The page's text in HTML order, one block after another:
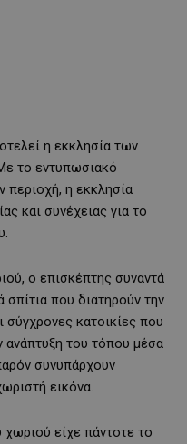
η εκκλησία των
το εντυπωσιακό
περιοχή, η εκκλησία
και συνέχειας για το
ο επισκέπτης συναντά
σπίτια που διατηρούν την
σύγχρονες κατοικίες που
ανάπτυξη του τόπου μέσα
συνυπάρχουν
εικόνα.
χωριού είχε πάντοτε το